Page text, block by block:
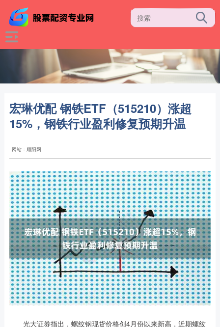
宏琳优配 钢铁ETF（515210）涨超
15%，钢铁行业盈利修复预期升温
网站：顺阳网
光大证券指出，螺纹钢现货价格创4月份以来新高，近期螺纹